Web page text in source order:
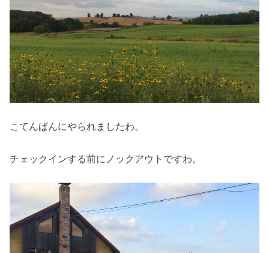
こてんぱんにやられましたわ。
チェックインする前にノックアウトですわ。